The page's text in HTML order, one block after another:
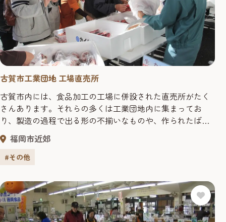
古賀市工業団地 工場直売所
古賀市内には、食品加工の工場に併設された直売所がたく
さんあります。それらの多くは工業団地内に集まってお
り、製造の過程で出る形の不揃いなものや、作られたばか
りの新鮮なものが通常価格より安く購入できます。
福岡市近郊
#その他